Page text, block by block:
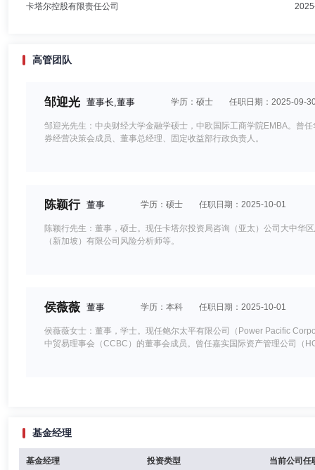
卡塔尔控股有限责任公司
高管团队
邹迎光 董事长,董事 学历：硕士 任职日期：2025-09-
邹迎光先生：中央财经大学金融学硕士，中欧国际工商学院EMBA。曾
券经营决策会成员、董事总经理、固定收益部行政负责人。
陈颖行 董事 学历：硕士 任职日期：2025-10-01
陈颖行先生：董事，硕士。现任卡塔尔投资局咨询（亚太）公司大中华
（新加坡）有限公司风险分析师等。
侯薇薇 董事 学历：本科 任职日期：2025-10-01
侯薇薇女士：董事，学士。现任鲍尔太平有限公司（Power Pacific
中贸易理事会（CCBC）的董事会成员。曾任嘉实国际资产管理公司（
王芬华女士：监事，经济学学士。现任华夏基金管理有限公司人力资源
基金经理
基金经理 投资类型 当前公司任